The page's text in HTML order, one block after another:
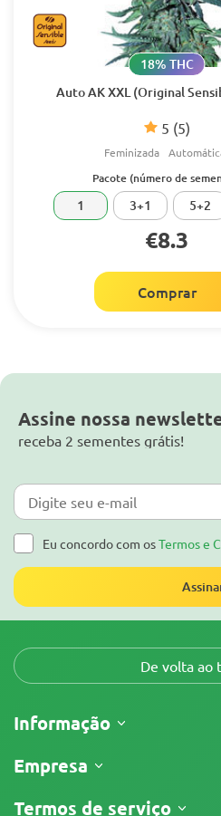
Auto AK XXL (Original
5 (5)
18% THC
Feminizada
Pacote (número de
1 3+1 5+2
€8.3
Comprar
Assine nossa
receba 2 sementes grátis!
Eu concordo com osTermos e
De volta ao
Informação
Envio
Política de Devolução
Empresa
Sobre nós
Termos de serviço